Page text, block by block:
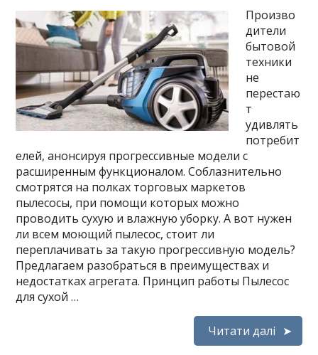
Произво
дители
бытовой
техники
не
перестаю
т
удивлять
потребит
елей, анонсируя прогрессивные модели с
расширенным функционалом. Соблазнительно
смотрятся на полках торговых маркетов
пылесосы, при помощи которых можно
проводить сухую и влажную уборку. А вот нужен
ли всем моющий пылесос, стоит ли
переплачивать за такую прогрессивную модель?
Предлагаем разобраться в преимуществах и
недостатках агрегата. Принцип работы Пылесос
для сухой …
Читати далі